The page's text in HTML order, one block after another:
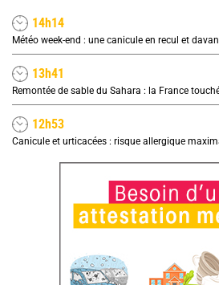
14h14
Météo week-end : une canicule en recul et
13h41
Remontée de sable du Sahara : la France
12h53